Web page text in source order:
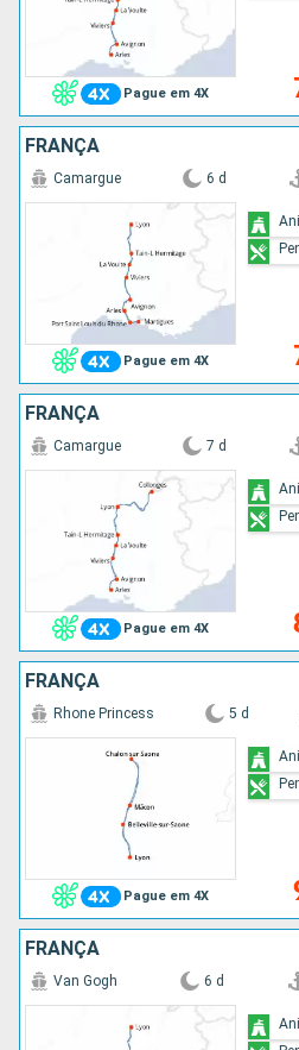
Pague em 4X
FRANÇA
Pague em 4X
Camargue 6 d
FRANÇA
Pague em 4X
Camargue 7 d
FRANÇA
Pague em 4X
Rhone Princess 5 d
FRANÇA
Van Gogh 6 d